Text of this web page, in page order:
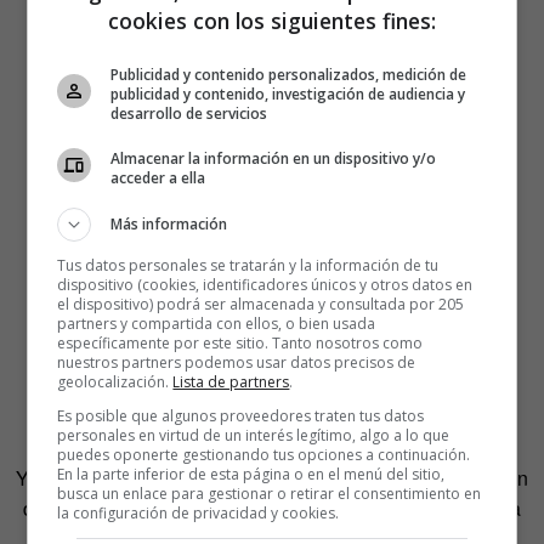
Y cierra nuestra trilogía de tontos de hoy el caso del capitán
de fragata don Abundio Martínez Soria, quien en la guerra
cookies con los siguientes fines:
Publicidad y contenido personalizados, medición de
publicidad y contenido, investigación de audiencia y
desarrollo de servicios
Almacenar la información en un dispositivo y/o
acceder a ella
Más información
Tus datos personales se tratarán y la información de tu
dispositivo (cookies, identificadores únicos y otros datos en
el dispositivo) podrá ser almacenada y consultada por 205
partners y compartida con ellos, o bien usada
específicamente por este sitio. Tanto nosotros como
nuestros partners podemos usar datos precisos de
geolocalización. Lista de partners.
Es posible que algunos proveedores traten tus datos
personales en virtud de un interés legítimo, algo a lo que
puedes oponerte gestionando tus opciones a continuación.
En la parte inferior de esta página o en el menú del sitio,
busca un enlace para gestionar o retirar el consentimiento en
la configuración de privacidad y cookies.